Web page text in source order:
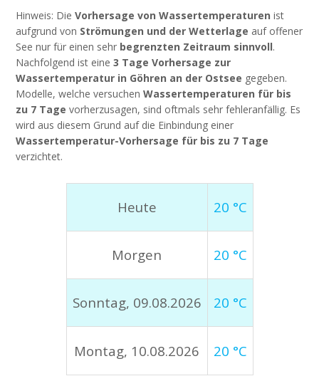
Hinweis: DieVorhersage von Wassertemperaturen ist
aufgrund von Strömungen und der Wetterlage auf offener
See nur für einen sehr begrenzten Zeitraum sinnvoll.
Nachfolgend ist eine3 Tage Vorhersage zur
Wassertemperatur in Göhren an der Ostsee gegeben.
Modelle, welche versuchenWassertemperaturen für bis
zu 7 Tage vorherzusagen, sind oftmals sehr fehleranfällig. Es
wird aus diesem Grund auf die Einbindung einer
Wassertemperatur-Vorhersage für bis zu 7 Tage
verzichtet.
Heute 20 °C
Morgen 20 °C
Sonntag, 09.08.2026 20 °C
Montag, 10.08.2026 20 °C